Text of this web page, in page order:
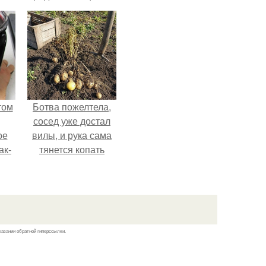
как сумасшедшие?
Ботва пожелтела,
сосед уже достал
вилы, и рука сама
тянется копать
обратной гиперссылки.